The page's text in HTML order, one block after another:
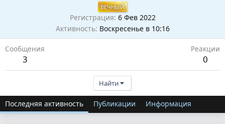
ВЕЧНЫЙ
Регистрация 6 Фев 2022
Активность Воскресенье в 10:16
Сообщения
3
Реакции
0
Найти
Последняя активность Публикации Информация